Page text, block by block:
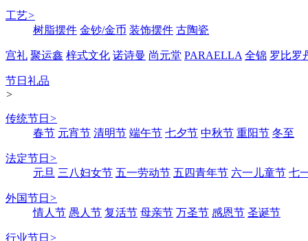
工艺>
树脂摆件 金钞/金币 装饰摆件 古陶瓷
宫礼 聚运鑫 梓式文化 诺诗曼 尚元堂 PARAELLA 全锦 罗比罗
节日礼品
>
传统节日 >
春节 元宵节 清明节 端午节 七夕节 中秋节 重阳节 冬至
法定节日 >
元旦 三八妇女节 五一劳动节 五四青年节 六一儿童节 七
外国节日 >
情人节 愚人节 复活节 母亲节 万圣节 感恩节 圣诞节
行业节日 >